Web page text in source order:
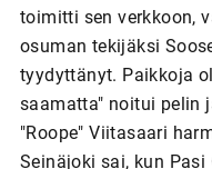
toimitti sen verkkoon,
osuman tekijäksi
tyydyttänyt. Paikkoja
saamatta" noitui pelin
"Roope" Viitasaari
Seinäjoki sai, kun